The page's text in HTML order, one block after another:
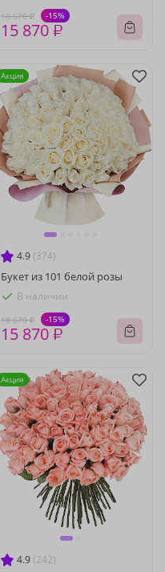
18 670 ₽ -15%
15 870 ₽
4.9 (374)
Букет из 101 белой розы
В наличии
18 670 ₽ -15%
15 870 ₽
Акция
4.9 (242)
Акция